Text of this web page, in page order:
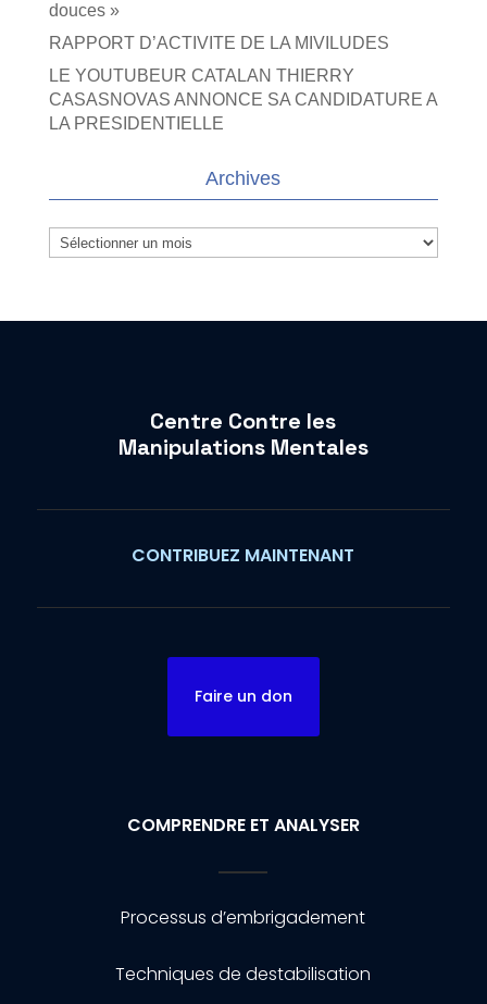
douces »
RAPPORT D’ACTIVITE DE LA MIVILUDES
LE YOUTUBEUR CATALAN THIERRY
CASASNOVAS ANNONCE SA CANDIDATURE A
LA PRESIDENTIELLE
Archives
Archives
Centre Contre les
Manipulations Mentales
CONTRIBUEZ MAINTENANT
Faire un don
COMPRENDRE ET ANALYSER
Processus d’embrigadement
Techniques de destabilisation